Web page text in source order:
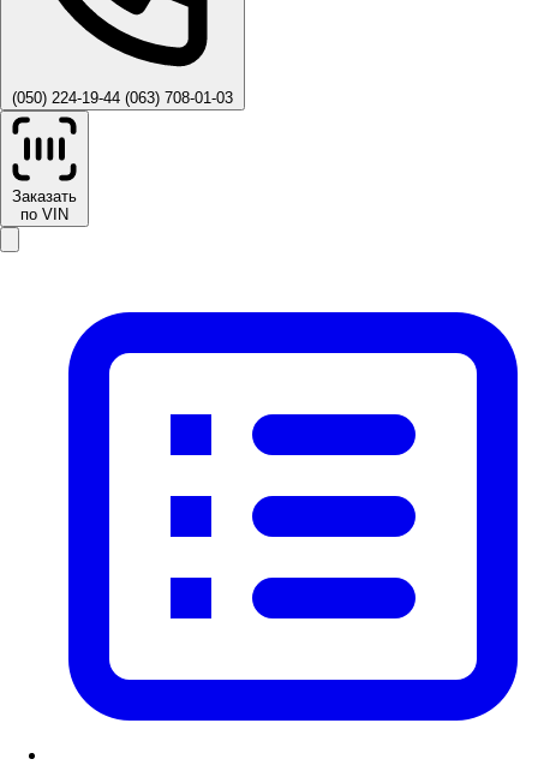
(050) 224-19-44 (063) 708-01-03
Заказать
по VIN